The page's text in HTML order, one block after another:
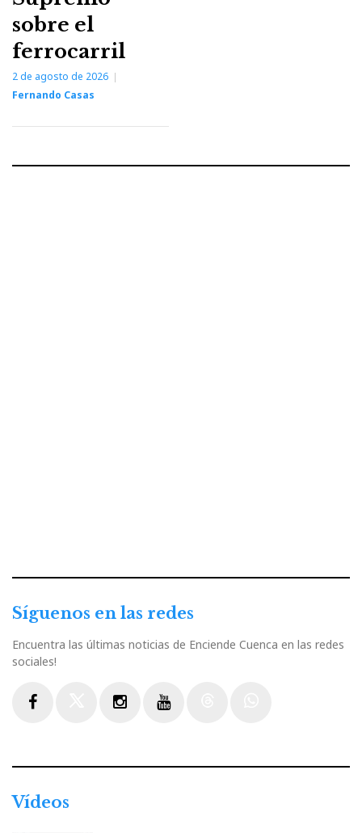
sobre el
ferrocarril
2 de agosto de 2026
Fernando Casas
Síguenos en las redes
Encuentra las últimas noticias de Enciende Cuenca en las redes
sociales!
Vídeos